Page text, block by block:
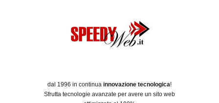
dal 1996 in continua innovazione tecnologica!
Sfrutta tecnologie avanzate per avere un sito web